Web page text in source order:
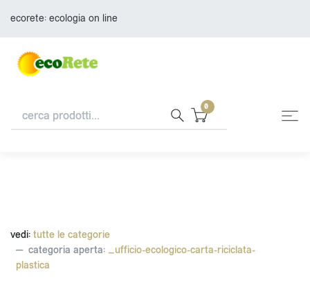
ecorete: ecologia on line
0
vedi: tutte le categorie
categoria aperta: _ufficio-ecologico-carta-riciclata-
plastica